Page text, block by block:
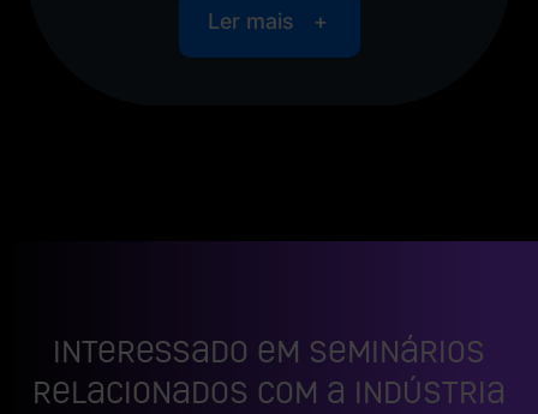
Ler mais
Interessado em seminários
relacionados com a indústria